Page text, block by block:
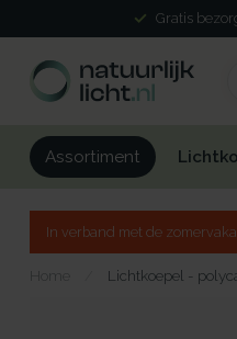
Gratis
Assortiment
In verband met de
Home Lichtkoepel -